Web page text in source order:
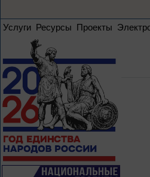
Услуги Ресурсы Проекты